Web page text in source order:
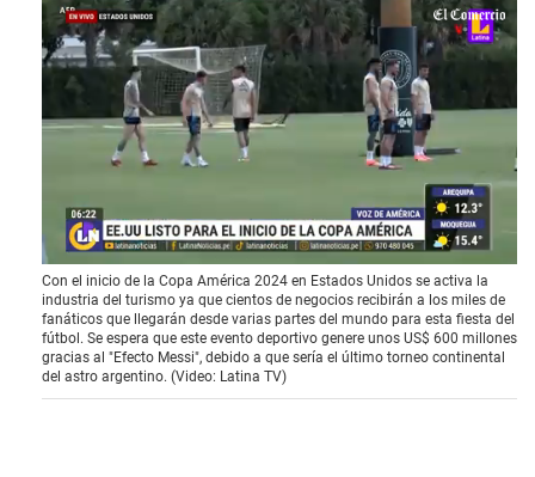
0
o
f
2
m
i
n
u
Con el inicio de la Copa América 2024 en Estados Unidos se activa la
industria del turismo ya que cientos de negocios recibirán a los miles de
fanáticos que llegarán desde varias partes del mundo para esta fiesta del
fútbol. Se espera que este evento deportivo genere unos US$ 600 millones
gracias al "Efecto Messi", debido a que sería el último torneo continental
del astro argentino. (Video: Latina TV)